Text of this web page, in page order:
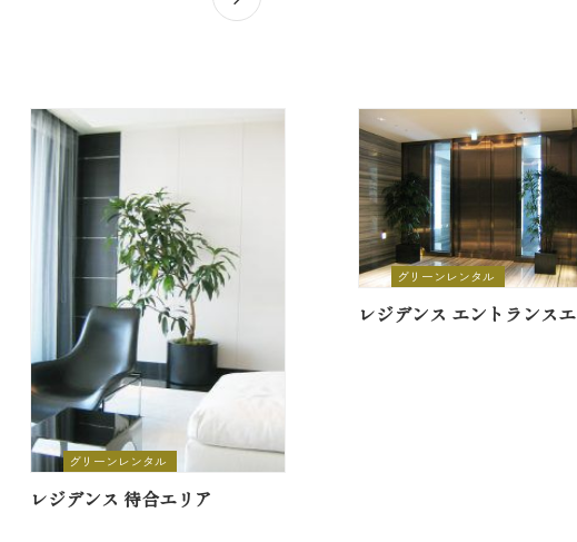
グリーンレンタル
レジデンス 待合エリア
グリーンレンタル
レジデンス エントランス